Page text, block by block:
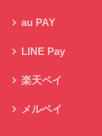
au PAY
LINE Pay
楽天ペイ
メルペイ